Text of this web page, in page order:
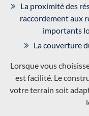
La proximité des
raccordement aux
importants
La couverture
Lorsque vous
est facilité. Le
votre terrain soit